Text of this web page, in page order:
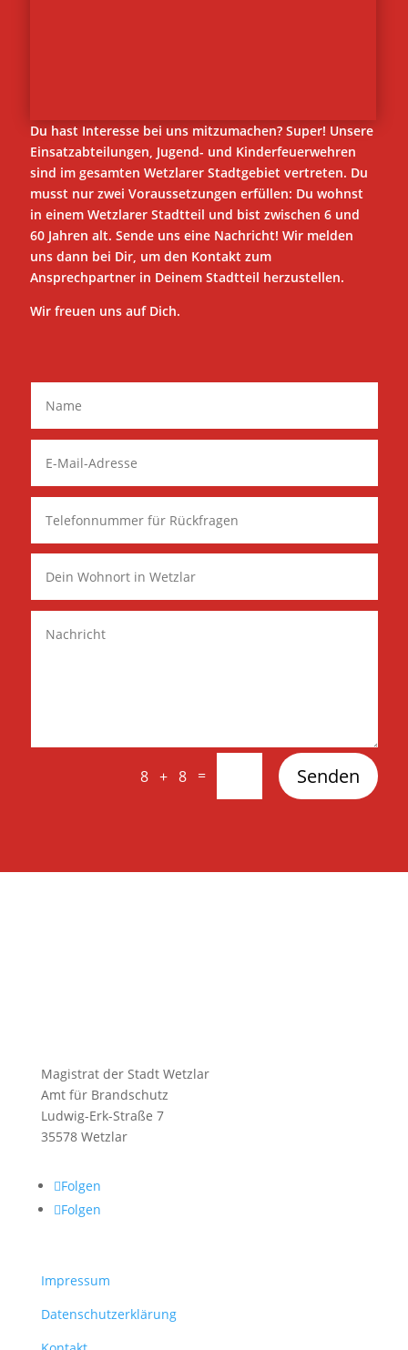
Du hast Interesse bei uns mitzumachen? Super! Unsere
Einsatzabteilungen, Jugend- und Kinderfeuerwehren
sind im gesamten Wetzlarer Stadtgebiet vertreten. Du
musst nur zwei Voraussetzungen erfüllen: Du wohnst
in einem Wetzlarer Stadtteil und bist zwischen 6 und
60 Jahren alt. Sende uns eine Nachricht! Wir melden
uns dann bei Dir, um den Kontakt zum
Ansprechpartner in Deinem Stadtteil herzustellen.
Wir freuen uns auf Dich.
8 + 8 = Senden
Magistrat der Stadt Wetzlar
Amt für Brandschutz
Ludwig-Erk-Straße 7
35578 Wetzlar
Folgen
Folgen
Impressum
Datenschutzerklärung